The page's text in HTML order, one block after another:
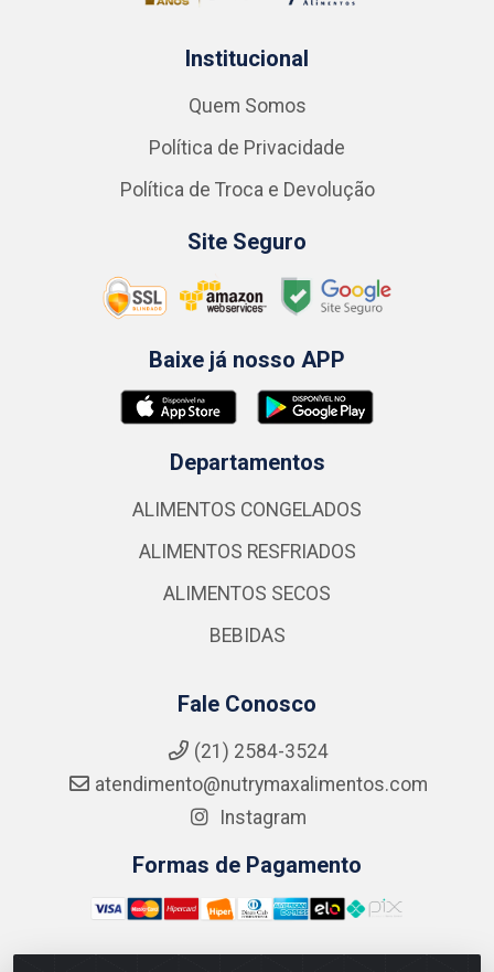
Institucional
Quem Somos
Política de Privacidade
Política de Troca e Devolução
Site Seguro
Baixe já nosso APP
Departamentos
ALIMENTOS CONGELADOS
ALIMENTOS RESFRIADOS
ALIMENTOS SECOS
BEBIDAS
Fale Conosco
(21) 2584-3524
atendimento@nutrymaxalimentos.com
Instagram
Formas de Pagamento